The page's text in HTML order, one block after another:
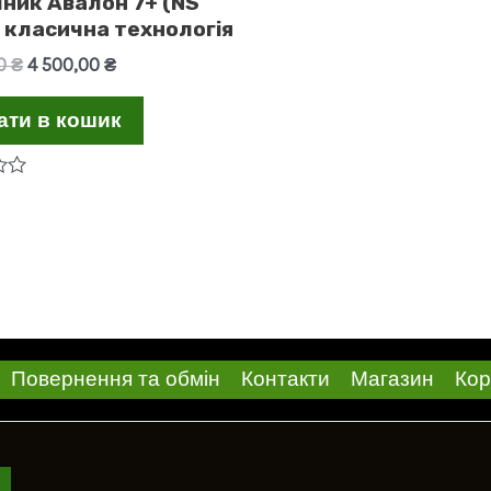
технологія
₴ Оригінальна
4
4 500,00 ₴Поточна
4
в кошик
Повернення та обмін Контакти Магазин